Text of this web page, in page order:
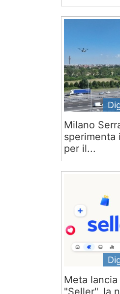
Milano
sperimenta
per il...
Meta lancia
"Seller", la